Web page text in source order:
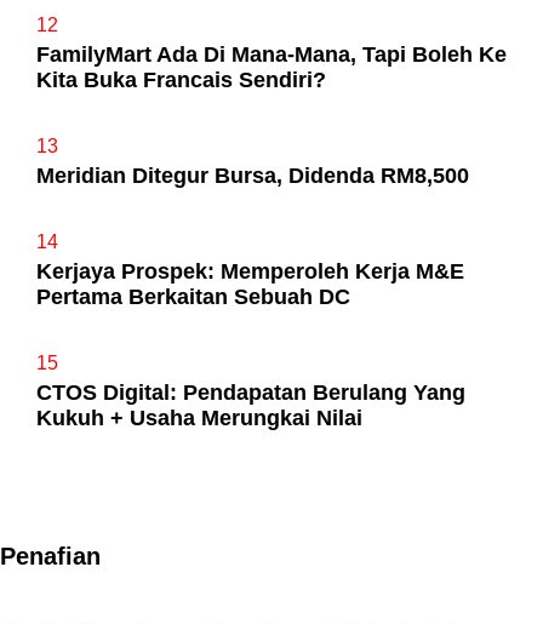
12
FamilyMart Ada Di Mana-Mana, Tapi Boleh Ke
Kita Buka Francais Sendiri?
13
Meridian Ditegur Bursa, Didenda RM8,500
14
Kerjaya Prospek: Memperoleh Kerja M&E
Pertama Berkaitan Sebuah DC
15
CTOS Digital: Pendapatan Berulang Yang
Kukuh + Usaha Merungkai Nilai
Penafian